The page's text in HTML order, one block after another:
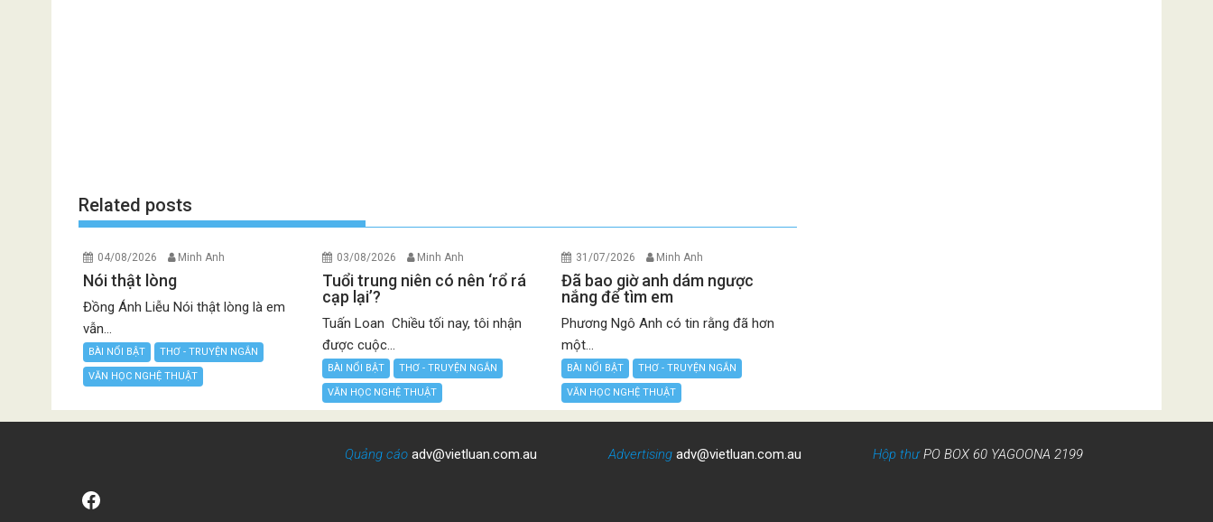
Related posts
04/08/2026 Minh Anh
Nói thật lòng
Đồng Ánh Liễu Nói thật lòng là em
vẫn...
BÀI NỔI BẬT THƠ - TRUYỆN NGẮN
VĂN HỌC NGHỆ THUẬT
03/08/2026 Minh Anh
Tuổi trung niên có nên ‘rổ rá
cạp lại’?
Tuấn Loan Chiều tối nay, tôi nhận
được cuộc...
BÀI NỔI BẬT THƠ - TRUYỆN NGẮN
VĂN HỌC NGHỆ THUẬT
31/07/2026 Minh Anh
Đã bao giờ anh dám ngược
nắng để tìm em
Phương Ngô Anh có tin rằng đã hơn
một...
BÀI NỔI BẬT THƠ - TRUYỆN NGẮN
VĂN HỌC NGHỆ THUẬT
Quảng cáoadv@vietluan.com.au Advertising adv@vietluan.com.au Hộp thưPO BOX 60 YAGOONA 2199
Facebook